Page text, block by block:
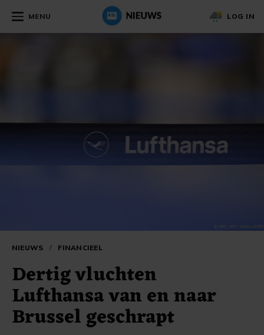
MENU LOG IN
NIEUWS / FINANCIEEL
Dertig vluchten
Lufthansa van en naar
Brussel geschrapt